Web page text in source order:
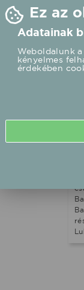
Ez az
Adatainak
Weboldalunk
kényelmes
érdekében